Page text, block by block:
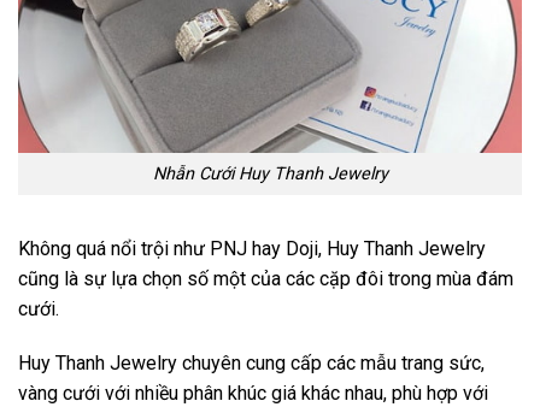
Nhẫn Cưới Huy Thanh Jewelry
Không quá nổi trội như PNJ hay Doji, Huy Thanh Jewelry
cũng là sự lựa chọn số một của các cặp đôi trong mùa đám
cưới.
Huy Thanh Jewelry chuyên cung cấp các mẫu trang sức,
vàng cưới với nhiều phân khúc giá khác nhau, phù hợp với